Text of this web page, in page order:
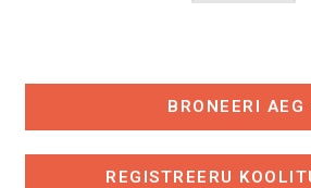
BRONEERI AEG
REGISTREERU